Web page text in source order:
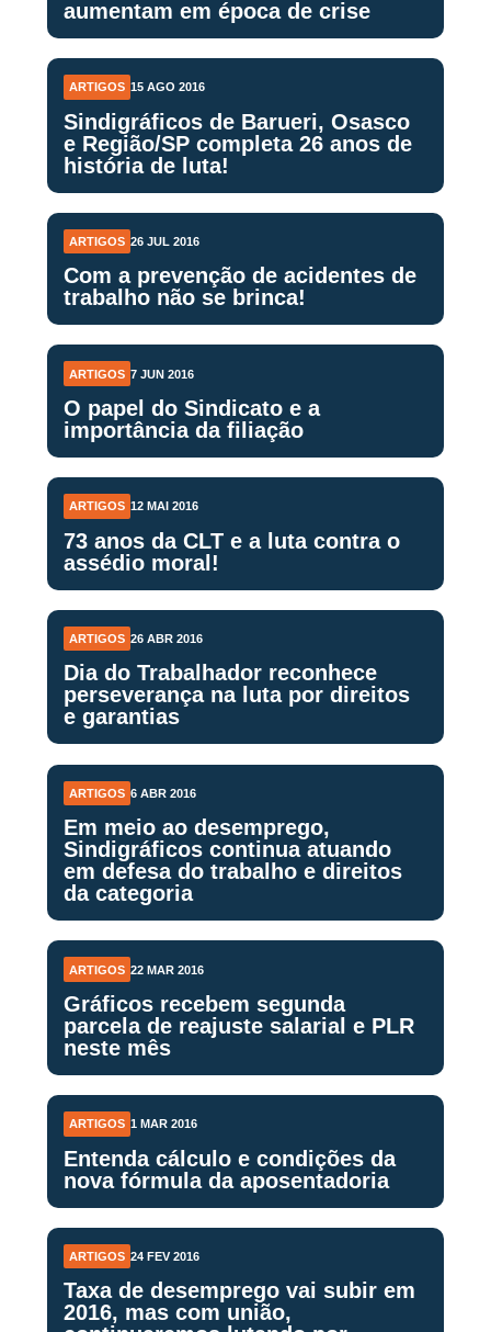
aumentam em época de crise
ARTIGOS 15 AGO 2016
Sindigráficos de Barueri, Osasco
e Região/SP completa 26 anos de
história de luta!
ARTIGOS 26 JUL 2016
Com a prevenção de acidentes de
trabalho não se brinca!
ARTIGOS 7 JUN 2016
O papel do Sindicato e a
importância da filiação
ARTIGOS 12 MAI 2016
73 anos da CLT e a luta contra o
assédio moral!
ARTIGOS 26 ABR 2016
Dia do Trabalhador reconhece
perseverança na luta por direitos
e garantias
ARTIGOS 6 ABR 2016
Em meio ao desemprego,
Sindigráficos continua atuando
em defesa do trabalho e direitos
da categoria
ARTIGOS 22 MAR 2016
Gráficos recebem segunda
parcela de reajuste salarial e PLR
neste mês
ARTIGOS 1 MAR 2016
Entenda cálculo e condições da
nova fórmula da aposentadoria
ARTIGOS 24 FEV 2016
Taxa de desemprego vai subir em
2016, mas com união,